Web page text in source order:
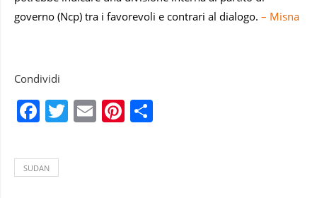
governo (Ncp) tra i favorevoli e contrari al dialogo. – Misna
Condividi
Facebook
Twitter
EmailPinterest
SUDAN